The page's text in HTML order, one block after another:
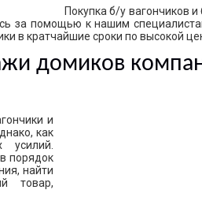
Покупка б/у вагончиков
за помощью к нашим
в кратчайшие сроки по высокой
домиков
и
как
усилий.
порядок
найти
товар,